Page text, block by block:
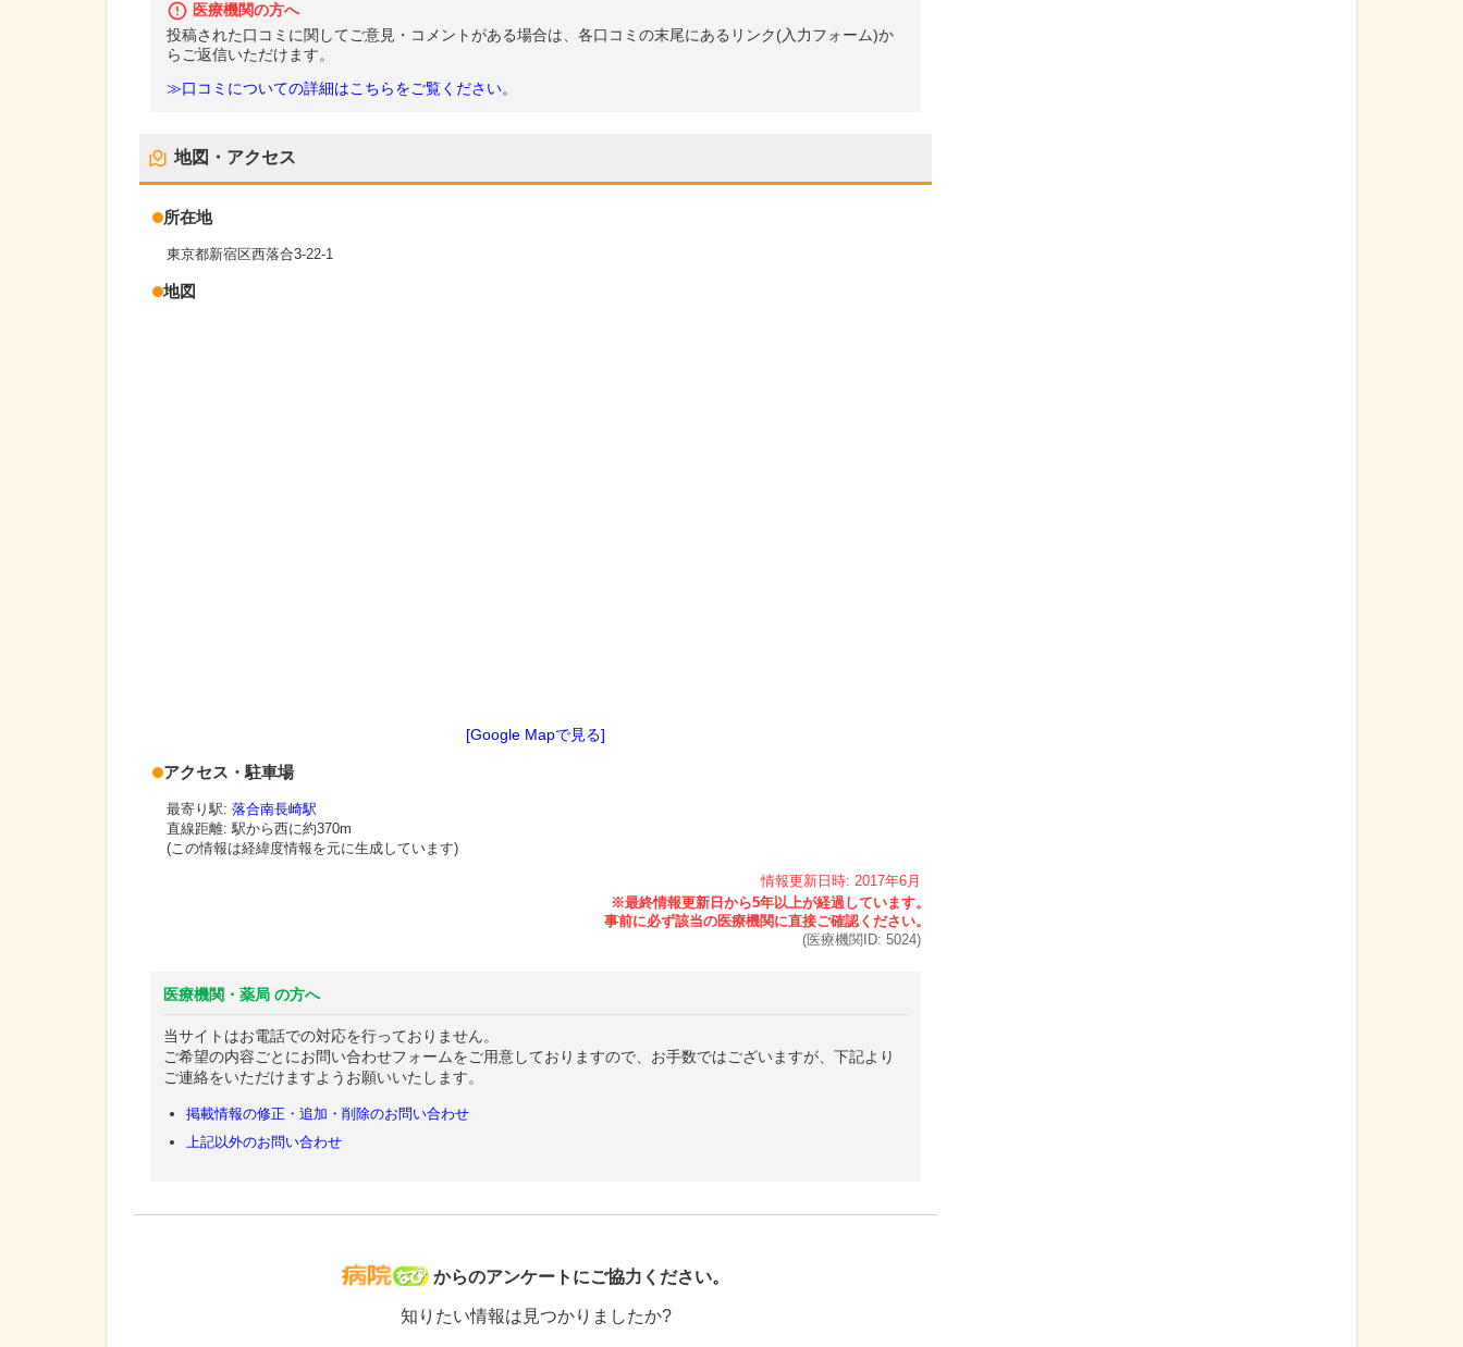
医療機関の方へ
投稿された口コミに関してご意見・コメントがある場合は、各口コミの末尾にあるリンク(入力フォーム)か
らご返信いただけます。
≫口コミについての詳細はこちらをご覧ください。
地図・アクセス
所在地
東京都新宿区西落合3-22-1
地図
[Google Mapで見る]
アクセス・駐車場
最寄り駅: 落合南長崎駅
直線距離: 駅から西に約370m
(この情報は経緯度情報を元に生成しています)
情報更新日時: 2017年6月
(医療機関ID: 5024)
医療機関・薬局 の方へ
当サイトはお電話での対応を行っておりません。
ご希望の内容ごとにお問い合わせフォームをご用意しておりますので、お手数ではございますが、下記より
ご連絡をいただけますようお願いいたします。
掲載情報の修正・追加・削除のお問い合わせ
上記以外のお問い合わせ
病院なび
からのアンケートにご協力ください。
知りたい情報は見つかりましたか?